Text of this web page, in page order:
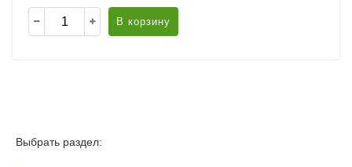
В корзину
Выбрать раздел: